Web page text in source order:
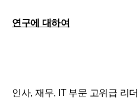
연구에 대하여
인사, 재무, IT 부문 고위급 리